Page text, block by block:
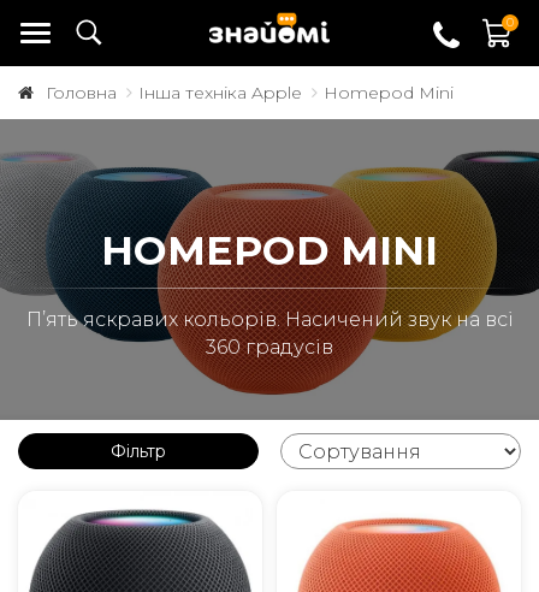
0
Головна Інша техніка Apple Homepod Mini
HOMEPOD MINI
Пʼять яскравих кольорів. Насичений звук на всі
360 градусів
Фільтр